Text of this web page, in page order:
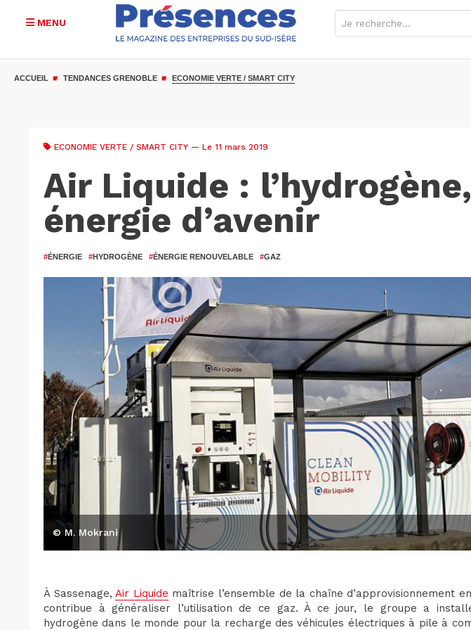
MENU
ACCUEIL TENDANCES GRENOBLE ECONOMIE VERTE / SMART CITY
ECONOMIE VERTE / SMART CITY — Le 11 mars 2019
Air Liquide : l’hydrogène,
énergie d’avenir
#ÉNERGIE #HYDROGÈNE #ÉNERGIE RENOUVELABLE #GAZ
© M. Mokrani
À Sassenage,Air Liquide maîtrise l’ensemble de la chaîne d’approvisionnement
contribue à généraliser l’utilisation de ce gaz. À ce jour, le groupe a
hydrogène dans le monde pour la recharge des véhicules électriques à pile à